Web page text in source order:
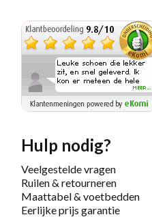
Hulp nodig?
Veelgestelde vragen
Ruilen & retourneren
Maattabel & voetbedden
Eerlijke prijs garantie